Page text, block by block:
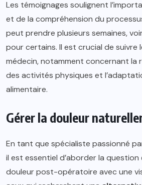
Les témoignages soulignent
et de la compréhension du
peut prendre plusieurs semaines,
pour certains. Il est crucial de suivre
médecin, notamment concernant la
des activités physiques et
alimentaire.
Gérer la douleur
En tant que spécialiste passionné
il est essentiel d’aborder la question
douleur post-opératoire avec une